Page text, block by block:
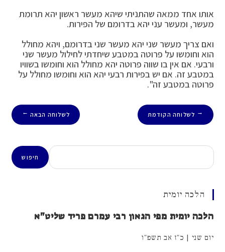
אותו אחד ממאה שהתניתי שיהא מעשר ראשון יהא תרומת
מעשר, ומעשר עני יהא בדרומם של הפירות.
ואם צריך מעשר שני יהא מעשר שני בדרומם, ויהא מחולל
הוא וחומשו על פרוטה במטבע שיחדתי לחילול מעשר שני
ורבעי. אם אין בו שווה פרוטה יהא מחולל הוא וחומשו בשוויו
במטבע זה. אם יש בפירות רבעי יהא הוא וחומשו מחולל על
פרוטה במטבע זה".
← לשלוחה הקודמת לשלוחה הבאה →
חיפוש
חיפוש
הלכה יומית
הלכה יומית מפי הגאון רבי עמרם פריד שליט"א
יום שני | כ"ז אב תשפ"ו